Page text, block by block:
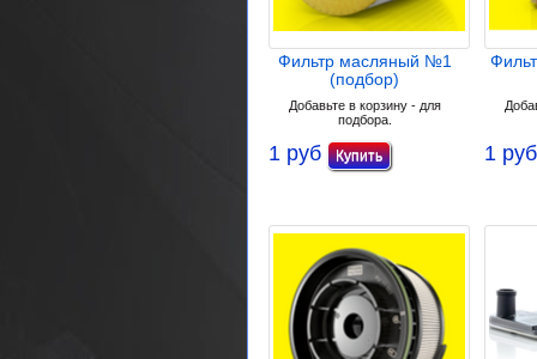
Фильтр масляный №1
(подбор)
Добавьте в корзину - для
подбора.
1 руб 1 руб